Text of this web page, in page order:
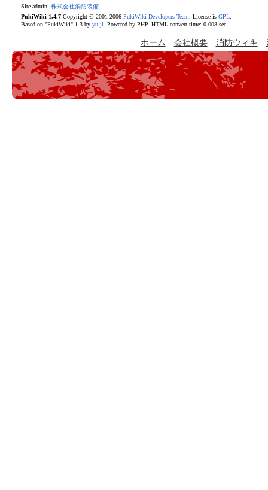
Site admin: 株式会社消防装備
PukiWiki 1.4.7Copyright © 2001-2006 PukiWiki Developers Team . License is GPL.
Based on "PukiWiki" 1.3 by yu-ji . Powered by PHP. HTML convert time: 0.008 sec.
ホーム 会社概要 消防ウィキ